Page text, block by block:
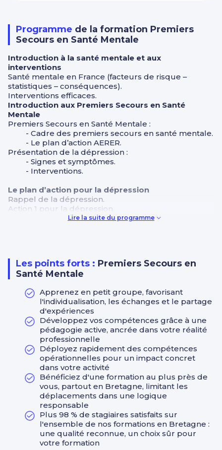
Programme de la formation Premiers
Secours en Santé Mentale
Introduction à la santé mentale et aux
interventions
Santé mentale en France (facteurs de risque –
statistiques – conséquences).
Interventions efficaces.
Introduction aux Premiers Secours en Santé
Mentale
Premiers Secours en Santé Mentale :
- Cadre des premiers secours en santé mentale.
- Le plan d’action AERER.
Présentation de la dépression :
- Signes et symptômes.
- Interventions.
Le plan d’action pour la dépression
Rappel de la dépression.
Action 1 pour la dépression.
Crise suicidaire : Présentation – Assister.
Le plan d’action pour les troubles anxieux
Le plan d’action PSSM pour les troubles anxieux,
attaques de paniques et chocs post-traumatique :
- Action 1 pour les troubles anxieux (hors crise).
- Crise d’attaque de panique : Présentation –
- Crise après un événement traumatique :
Présentation – Assister.
Les troubles psychotiques
PSSM pour les troubles anxieux (suite).
Présentation des troubles psychotiques :
- Signes et symptômes.
- Interventions.
Le plan d’action pour les troubles psychotiques
Rappel des troubles psychotiques.
Action 1 pour les troubles psychotiques.
Crise psychotique sévère : Présentation – Assister.
Lire la suite du programme
Les points forts : Premiers Secours en
Santé Mentale
Apprenez en petit groupe, favorisant
l'individualisation, les échanges et le partage
d'expériences
Développez vos compétences grâce à une
pédagogie active, ancrée dans votre réalité
professionnelle
Déployez rapidement des compétences
opérationnelles pour un impact concret
dans votre activité
Bénéficiez d'une formation au plus près de
vous, partout en Bretagne, limitant les
déplacements dans une logique
responsable
Plus 98 % de stagiaires satisfaits sur
l'ensemble de nos formations en Bretagne :
une qualité reconnue, un choix sûr pour
votre formation